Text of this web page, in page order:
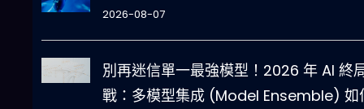
2026-08-07
別再迷信單一最強模型！2026 年 AI 終
戰：多模型集成 (Model Ensemble) 如